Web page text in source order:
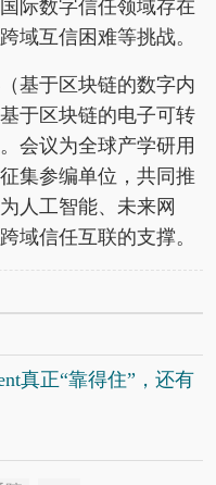
际数字信任领域存在
域互信困难等挑战。
基于区块链的数字内
于区块链的电子可转
会议为全球产学研用
集参编单位，共同推
人工智能、未来网
域信任互联的支撑。
真正“靠得住”，还有